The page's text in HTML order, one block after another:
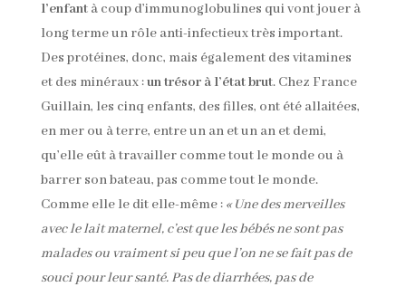
l’enfantà coup d’immunoglobulines qui vont jouer à
long terme un rôle anti-infectieux très important.
Des protéines, donc, mais également des vitamines
et des minéraux :un trésor à l’état brut. Chez France
Guillain, les cinq enfants, des filles, ont été allaitées,
en mer ou à terre, entre un an et un an et demi,
qu’elle eût à travailler comme tout le monde ou à
barrer son bateau, pas comme tout le monde.
Comme elle le dit elle-même :« Une des merveilles
avec le lait maternel, c’est que les bébés ne sont pas
malades ou vraiment si peu que l’on ne se fait pas de
souci pour leur santé. Pas de diarrhées, pas de